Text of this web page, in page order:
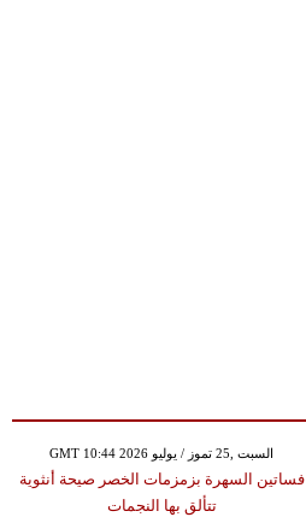
GMT 10:44 2026 السبت ,25 تموز / يوليو
فساتين السهرة بزمزمات الخصر صيحة أنثوية
تتألق بها النجمات